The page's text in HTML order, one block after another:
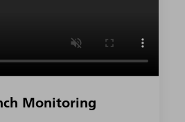
Monitoring